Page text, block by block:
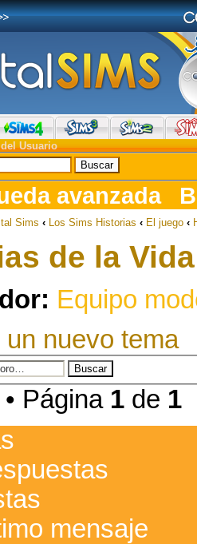
Usuario
avanzada
Sims ‹ Los Sims Historias ‹ El juego ‹
de la Vida
Equipo
un nuevo tema
Página 1 de 1
mensaje